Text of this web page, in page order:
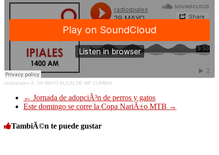
radioipiales Â· 29 MAYO ALCALDE MP CUMBAL
← Jornada de adopciÃ³n de perros y gatos
Este domingo se corre la Copa NariÃ±o MTB →
TambiÃ©n te puede gustar